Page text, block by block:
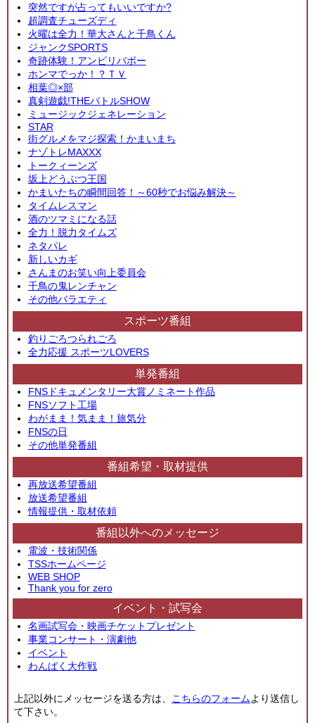
突然ですが占ってもいいですか?
超調査チューズディ
火曜は全力！華大さんと千鳥くん
ジャンクSPORTS
奇跡体験！アンビリバボー
ホンマでっか！？ＴＶ
相葉◎×部
真剣遊戯!THEバトルSHOW
ミュージックジェネレーション
STAR
街グルメをマジ探索！かまいまち
ナゾトレMAXXX
トークィーンズ
坂上どうぶつ王国
かまいたちの瞬間回答！～60秒でお悩み解決～
タイムレスマン
酒のツマミになる話
全力！脱力タイムズ
ネタパレ
新しいカギ
さんまのお笑い向上委員会
千鳥の鬼レンチャン
その他バラエティ
スポーツ番組
釣りごろつられごろ
全力応援 スポーツLOVERS
単発番組
FNSドキュメンタリー大賞ノミネート作品
FNSソフト工場
わがまま！気まま！旅気分
FNSの日
その他単発番組
番組希望・取材提供
再放送希望番組
放送希望番組
情報提供・取材依頼
番組以外へのメッセージ
電波・技術関係
TSSホームページ
WEB SHOP
Thank you for zero
イベント・試写会
名画試写会・映画チケットプレゼント
事業コンサート・演劇他
イベント
わんぱく大作戦
上記以外にメッセージを送る方は、 こちらのフォームより送信し
て下さい。